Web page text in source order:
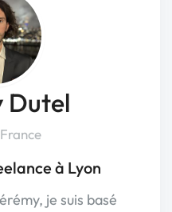
Dutel
à Lyon
je suis basé